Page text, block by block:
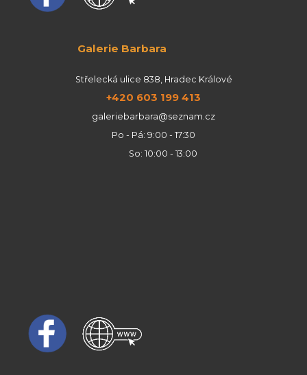
Galerie Barbara
Střelecká ulice 838, Hradec Králové
+420 603 199 413
galeriebarbara@seznam.cz
Po - Pá: 9:00 - 17:30
So: 10:00 - 13:00